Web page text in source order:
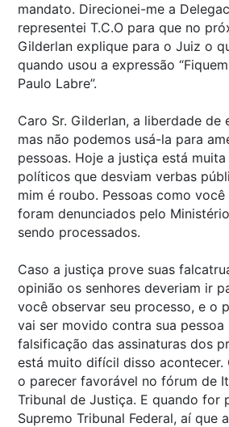
mandato. Direcionei-me a
representei T.C.O para que no
Gilderlan explique para o Juiz o
quando usou a expressão
Paulo Labre”.
Caro Sr. Gilderlan, a liberdade de
mas não podemos usá-la para
pessoas. Hoje a justiça está
políticos que desviam verbas
mim é roubo. Pessoas como
foram denunciados pelo
sendo processados.
Caso a justiça prove suas
opinião os senhores deveriam ir
você observar seu processo, e o
vai ser movido contra sua pessoa
falsificação das assinaturas dos
está muito difícil disso acontecer.
o parecer favorável no fórum de
Tribunal de Justiça. E quando for
Supremo Tribunal Federal, aí que